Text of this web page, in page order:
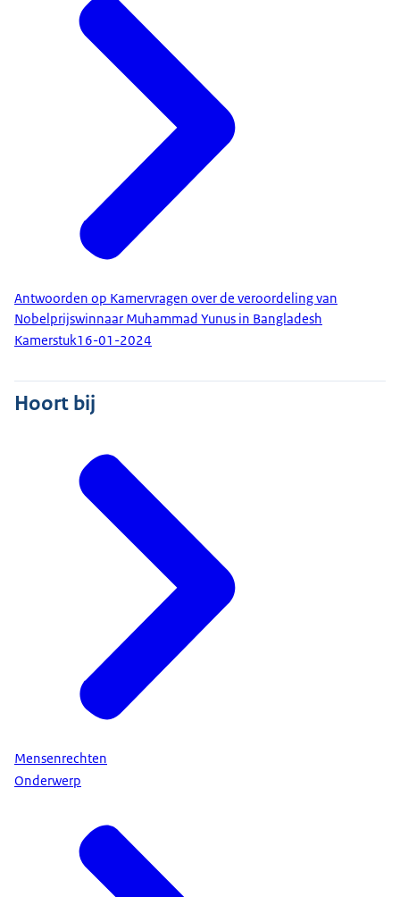
Antwoorden op Kamervragen over de veroordeling van
Nobelprijswinnaar Muhammad Yunus in Bangladesh
Kamerstuk16-01-2024
Hoort bij
Mensenrechten
Onderwerp